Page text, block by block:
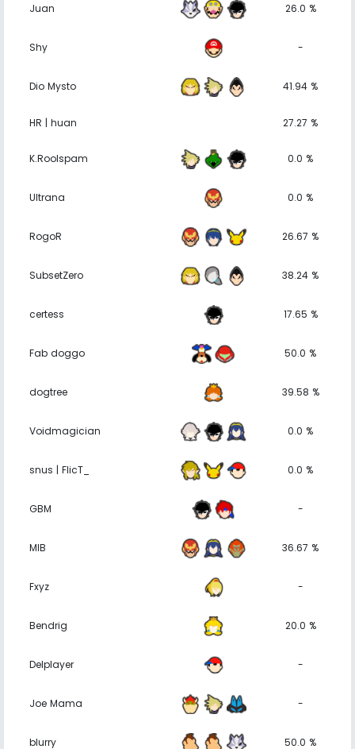
Juan 26.0 %
Shy -
Dio Mysto 41.94 %
HR | huan 27.27 %
K.Roolspam 0.0 %
Ultrana 0.0 %
RogoR 26.67 %
SubsetZero 38.24 %
certess 17.65 %
Fab doggo 50.0 %
dogtree 39.58 %
Voidmagician 0.0 %
snus | FlicT_ 0.0 %
GBM -
MIB 36.67 %
Fxyz -
Bendrig 20.0 %
Delplayer -
Joe Mama -
blurry 50.0 %